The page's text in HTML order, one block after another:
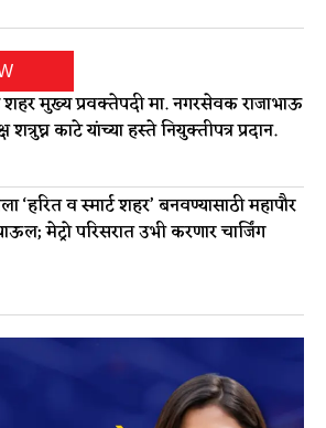
मुख्य प्रवक्तेपदी मा. नगरसेवक राजाभाऊ
काटे यांच्या हस्ते नियुक्तीपत्र प्रदान.
‘हरित व स्मार्ट शहर’ बनवण्यासाठी महापौर
मेट्रो परिसरात उभी करणार चार्जिंग